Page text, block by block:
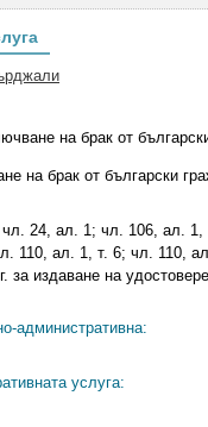
на брак от
на брак от български
чл. 24, ал. 1; чл. 106, ал.
110, ал. 1, т. 6; чл. 110,
издаване на
административна:
услуга: